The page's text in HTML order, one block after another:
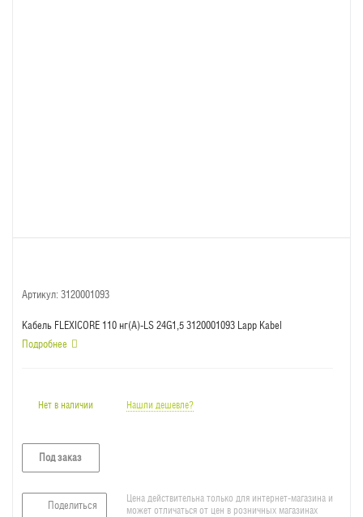
Артикул: 3120001093
Кабель FLEXICORE 110 нг(А)-LS 24G1,5 3120001093 Lapp Kabel
Подробнее
Нет в наличии Нашли дешевле?
Под заказ
Поделиться
Цена действительна только для интернет-магазина и
может отличаться от цен в розничных магазинах